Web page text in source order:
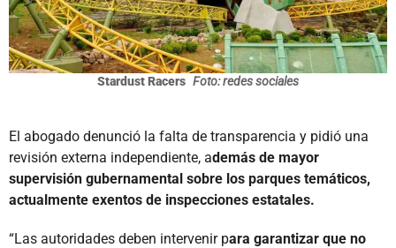
Stardust Racers Foto: redes sociales
El abogado denunció la falta de transparencia y pidió una
revisión externa independiente, además de mayor
supervisión gubernamental sobre los parques temáticos,
actualmente exentos de inspecciones estatales.
“Las autoridades deben intervenir para garantizar que no